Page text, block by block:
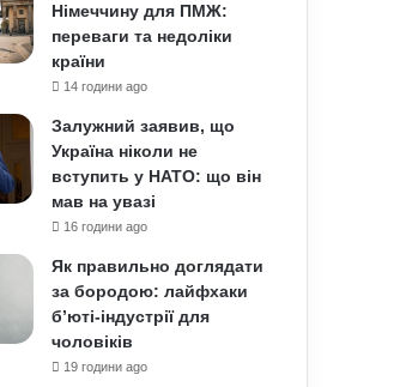
Німеччину для ПМЖ:
переваги та недоліки
країни
14 години ago
Залужний заявив, що
Україна ніколи не
вступить у НАТО: що він
мав на увазі
16 години ago
Як правильно доглядати
за бородою: лайфхаки
б’юті-індустрії для
чоловіків
19 години ago